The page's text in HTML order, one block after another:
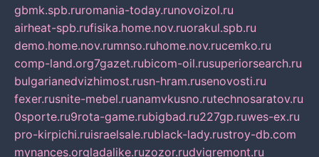
gbmk.spb.ruromania-today.runovoizol.ru
airheat-spb.rufisika.home.nov.ruorakul.spb.ru
demo.home.nov.rumnso.ruhome.nov.rucemko.ru
comp-land.org7gazet.rubicom-oil.rusuperiorsearch.ru
bulgarianedvizhimost.rusn-hram.rusenovosti.ru
fexer.rusnite-mebel.ruanamvkusno.rutechnosaratov.ru
0sporte.ru9rota-game.rubigbad.ru227gp.ruwes-ex.ru
pro-kirpichi.ruisraelsale.rublack-lady.rustroy-db.com
mynances.orgladalike.ruzozor.rudvigremont.ru